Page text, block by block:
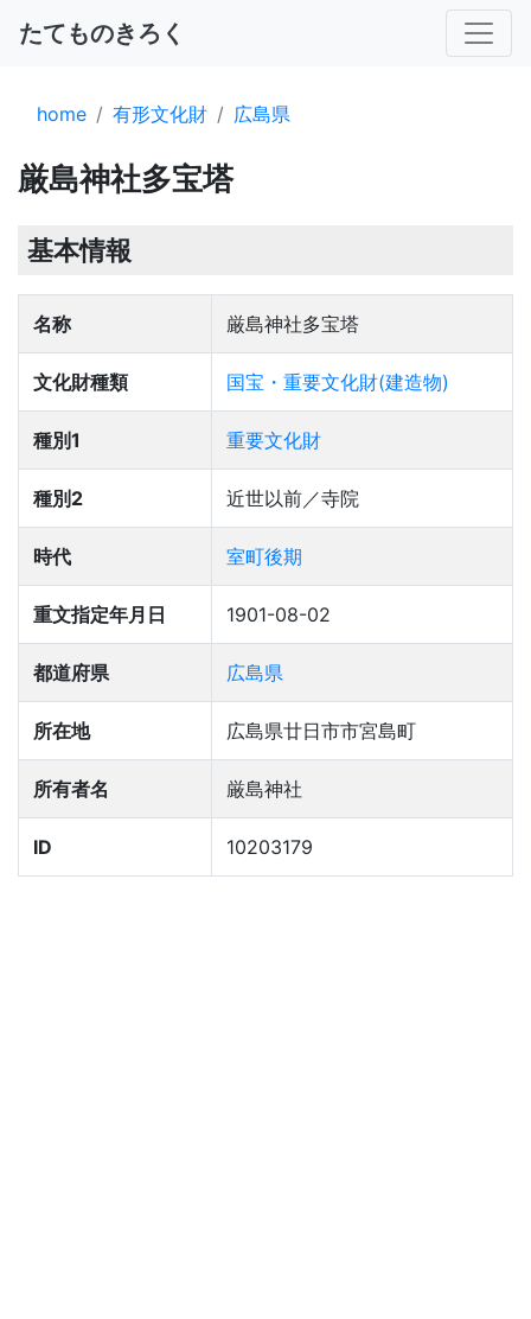
たてものきろく
home 有形文化財 広島県
厳島神社多宝塔
基本情報
名称 厳島神社多宝塔
文化財種類 国宝・重要文化財(建造物)
種別1 重要文化財
種別2 近世以前／寺院
時代 室町後期
重文指定年月日 1901-08-02
都道府県 広島県
所在地 広島県廿日市市宮島町
所有者名 厳島神社
ID 10203179